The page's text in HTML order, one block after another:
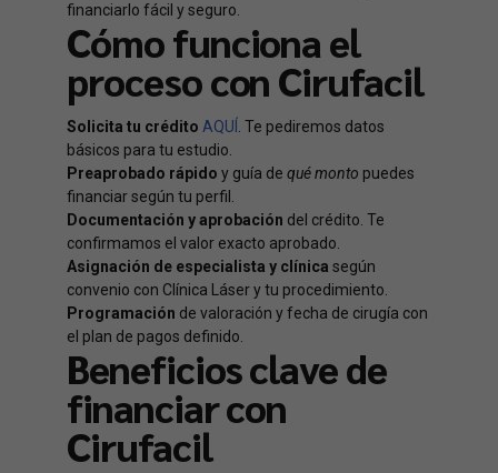
financiarlo fácil y seguro.
Cómo funciona el
proceso con Cirufacil
Solicita tu crédito AQUÍ
. Te pediremos datos
básicos para tu estudio.
Preaprobado rápido y guía de qué monto puedes
financiar según tu perfil.
Documentación y aprobación del crédito. Te
confirmamos el valor exacto aprobado.
Asignación de especialista y clínica según
convenio con Clínica Láser y tu procedimiento.
Programación de valoración y fecha de cirugía con
el plan de pagos definido.
Beneficios clave de
financiar con
Cirufacil